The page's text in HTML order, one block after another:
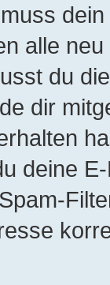
alle
du
dir
deine